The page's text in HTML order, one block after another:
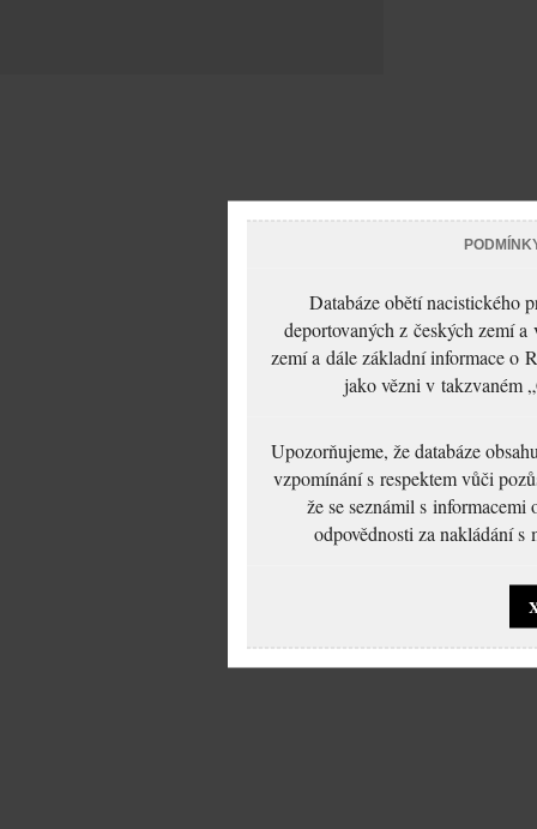
Databáze obětí nacistického
deportovaných z českých zemí
zemí a dále základní informace o
jako vězni v takzvaném
Upozorňujeme, že databáze
vzpomínání s respektem vůči
že se seznámil s
odpovědnosti za nakládání